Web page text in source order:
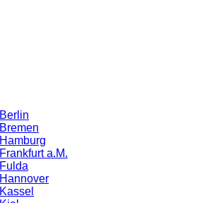
Berlin
Bremen
Hamburg
Frankfurt a.M.
Fulda
Hannover
Kassel